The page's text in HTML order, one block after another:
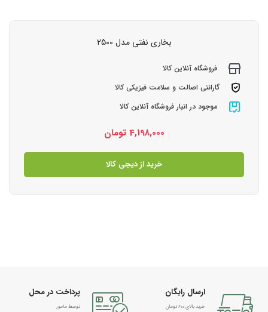
بخاری نفتی مدل 2500
فروشگاه آنلاین کالا
گارانتی اصالت و سلامت فیزیکی کالا
موجود در انبار فروشگاه آنلاین کالا
4,198,000 تومان
خرید از دیجی کالا
ارسال رایگان
خرید بالای 600 تومان
پرداخت در محل
توسط مامور